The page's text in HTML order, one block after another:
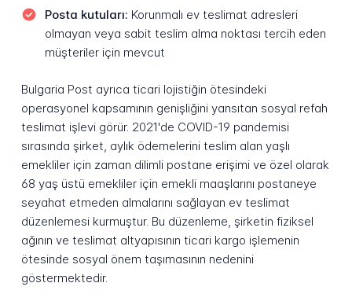
Posta kutuları: Korunmalı ev teslimat adresleri
olmayan veya sabit teslim alma noktası tercih eden
müşteriler için mevcut
Bulgaria Post ayrıca ticari lojistiğin ötesindeki
operasyonel kapsamının genişliğini yansıtan sosyal refah
teslimat işlevi görür. 2021'de COVID-19 pandemisi
sırasında şirket, aylık ödemelerini teslim alan yaşlı
emekliler için zaman dilimli postane erişimi ve özel olarak
68 yaş üstü emekliler için emekli maaşlarını postaneye
seyahat etmeden almalarını sağlayan ev teslimat
düzenlemesi kurmuştur. Bu düzenleme, şirketin fiziksel
ağının ve teslimat altyapısının ticari kargo işlemenin
ötesinde sosyal önem taşımasının nedenini
göstermektedir.